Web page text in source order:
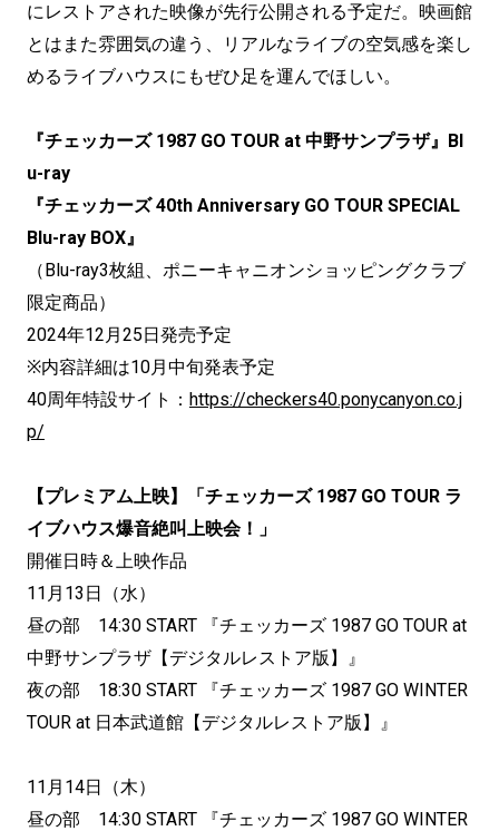
にレストアされた映像が先行公開される予定だ。映画館
とはまた雰囲気の違う、リアルなライブの空気感を楽し
めるライブハウスにもぜひ足を運んでほしい。
『チェッカーズ 1987 GO TOUR at 中野サンプラザ』Bl
u-ray
『チェッカーズ 40th Anniversary GO TOUR SPECIAL
Blu-ray BOX』
（Blu-ray3枚組、ポニーキャニオンショッピングクラブ
限定商品）
2024年12月25日発売予定
※内容詳細は10月中旬発表予定
40周年特設サイト： https://checkers40.ponycanyon.co.j
p/
【プレミアム上映】「チェッカーズ 1987 GO TOUR ラ
イブハウス爆音絶叫上映会！」
開催日時＆上映作品
11月13日（水）
昼の部 14:30 START 『チェッカーズ 1987 GO TOUR at
中野サンプラザ【デジタルレストア版】』
夜の部 18:30 START 『チェッカーズ 1987 GO WINTER
TOUR at 日本武道館【デジタルレストア版】』
11月14日（木）
昼の部 14:30 START 『チェッカーズ 1987 GO WINTER